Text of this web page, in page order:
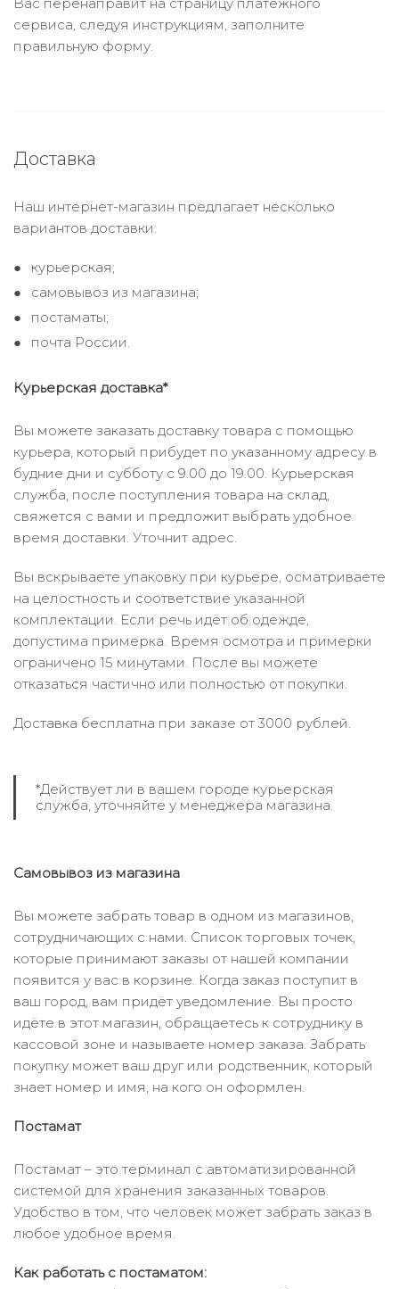
сервиса, следуя инструкциям, заполните
правильную форму.
Доставка
Наш интернет-магазин предлагает несколько
вариантов доставки:
курьерская;
самовывоз из магазина;
постаматы;
почта России.
Курьерская доставка*
Вы можете заказать доставку товара с помощью
курьера, который прибудет по указанному адресу в
будние дни и субботу с 9.00 до 19.00. Курьерская
служба, после поступления товара на склад,
свяжется с вами и предложит выбрать удобное
время доставки. Уточнит адрес.
Вы вскрываете упаковку при курьере, осматриваете
на целостность и соответствие указанной
комплектации. Если речь идёт об одежде,
допустима примерка. Время осмотра и примерки
ограничено 15 минутами. После вы можете
отказаться частично или полностью от покупки.
Доставка бесплатна при заказе от 3000 рублей.
*Действует ли в вашем городе курьерская
служба, уточняйте у менеджера магазина.
Самовывоз из магазина
Вы можете забрать товар в одном из магазинов,
сотрудничающих с нами. Список торговых точек,
которые принимают заказы от нашей компании
появится у вас в корзине. Когда заказ поступит в
ваш город, вам придёт уведомление. Вы просто
идёте в этот магазин, обращаетесь к сотруднику в
кассовой зоне и называете номер заказа. Забрать
покупку может ваш друг или родственник, который
знает номер и имя, на кого он оформлен.
Постамат
Постамат – это терминал с автоматизированной
системой для хранения заказанных товаров.
Удобство в том, что человек может забрать заказ в
любое удобное время.
Как работать с постаматом: